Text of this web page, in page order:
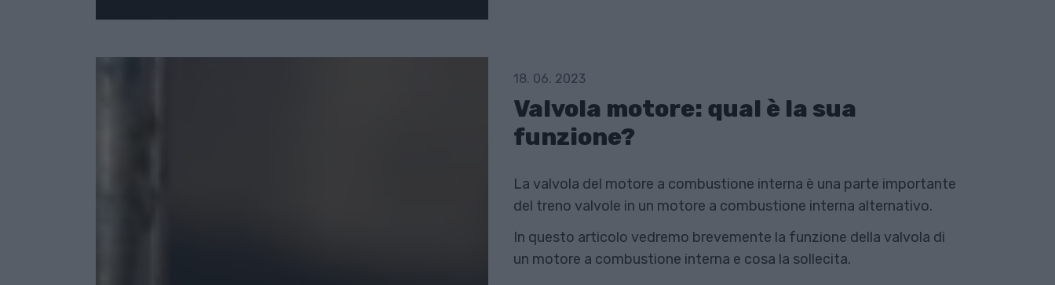
18. 06. 2023
Valvola motore: qual è la sua
funzione?
La valvola del motore a combustione interna è una parte importante
del treno valvole in un motore a combustione interna alternativo.
In questo articolo vedremo brevemente la funzione della valvola di
un motore a combustione interna e cosa la sollecita.